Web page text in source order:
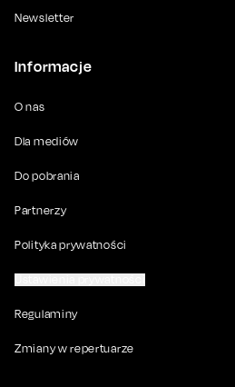
Newsletter
Informacje
O nas
Dla mediów
Do pobrania
Partnerzy
Polityka prywatności
Regulaminy
Zmiany w repertuarze